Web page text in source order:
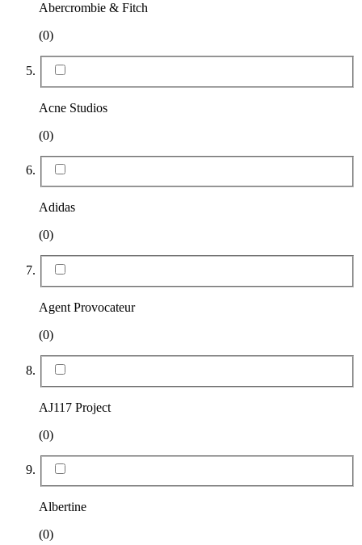
Abercrombie & Fitch
(0)
Acne Studios
(0)
Adidas
(0)
Agent Provocateur
(0)
AJ117 Project
(0)
Albertine
(0)